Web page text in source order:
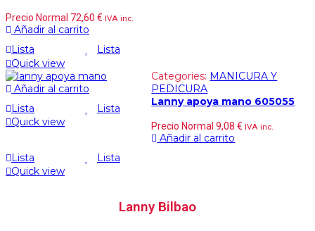
Precio Normal 72,60 € IVA inc.
Añadir al carrito
Lista
Lista
Quick view
Añadir al carrito
Lista
Lista
Quick view
Categories: MANICURA Y
PEDICURA
Lanny apoya mano 605055
Precio Normal9,08€ IVA inc.
Añadir al carrito
Lista
Lista
Quick view
Lanny Bilbao